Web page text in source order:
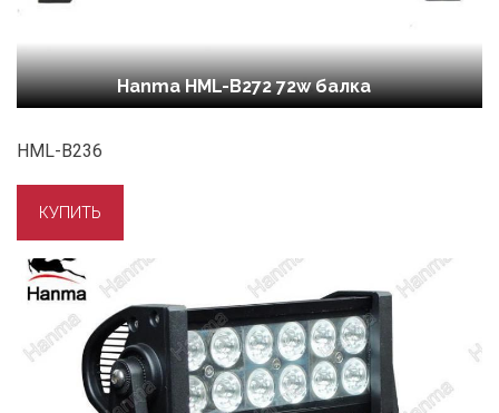
Hanma HML-B272 72w балка
HML-B236